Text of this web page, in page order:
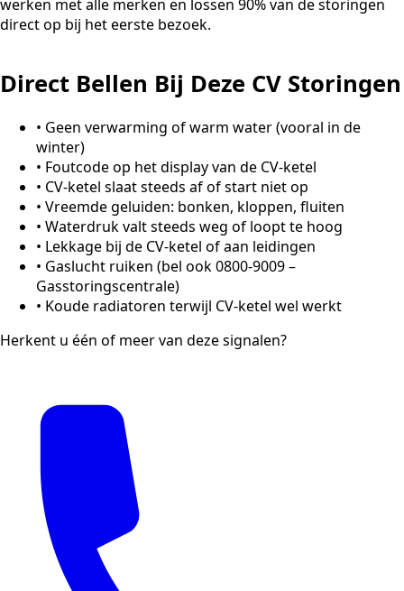
werken met alle merken en lossen 90% van de storingen
direct op bij het eerste bezoek.
Direct Bellen Bij Deze CV Storingen
• Geen verwarming of warm water (vooral in de
winter)
• Foutcode op het display van de CV-ketel
• CV-ketel slaat steeds af of start niet op
• Vreemde geluiden: bonken, kloppen, fluiten
• Waterdruk valt steeds weg of loopt te hoog
• Lekkage bij de CV-ketel of aan leidingen
• Gaslucht ruiken (bel ook 0800-9009 –
Gasstoringscentrale)
• Koude radiatoren terwijl CV-ketel wel werkt
Herkent u één of meer van deze signalen?